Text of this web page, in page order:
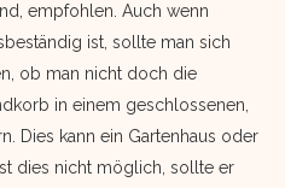
empfohlen. Auch wenn
ist, sollte man sich
ob man nicht doch die
in einem geschlossenen,
Dies kann ein Gartenhaus oder
dies nicht möglich, sollte er